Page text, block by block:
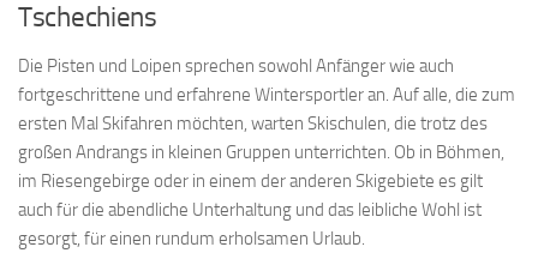
Tschechiens
Die Pisten und Loipen sprechen sowohl Anfänger wie auch
fortgeschrittene und erfahrene Wintersportler an. Auf alle, die zum
ersten Mal Skifahren möchten, warten Skischulen, die trotz des
großen Andrangs in kleinen Gruppen unterrichten. Ob in Böhmen,
im Riesengebirge oder in einem der anderen Skigebiete es gilt
auch für die abendliche Unterhaltung und das leibliche Wohl ist
gesorgt, für einen rundum erholsamen Urlaub.